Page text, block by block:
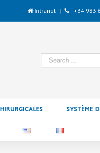
Intranet | +34 983
Système